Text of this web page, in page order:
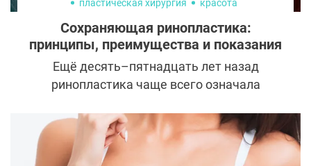
пластическая хирургия красота
Сохраняющая ринопластика:
принципы, преимущества и показания
Ещё десять–пятнадцать лет назад
ринопластика чаще всего означала
убирали, кости сбивали, хрящи
резецировали, а форма носа во многом
«создавалась заново». Результат мог быть